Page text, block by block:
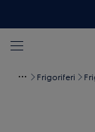
Frigoriferi